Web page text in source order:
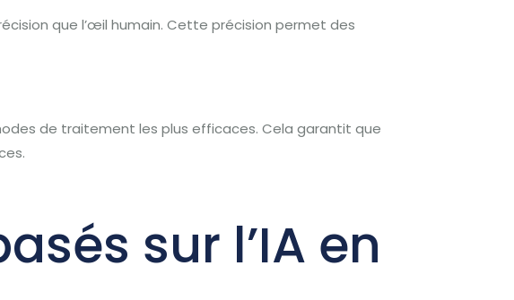
que l’œil humain. Cette précision permet des
de traitement les plus efficaces. Cela garantit que
sur l’IA en